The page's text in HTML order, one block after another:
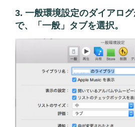
3. 一般環境設定のダイアロ
で、「一般」タブを選択。